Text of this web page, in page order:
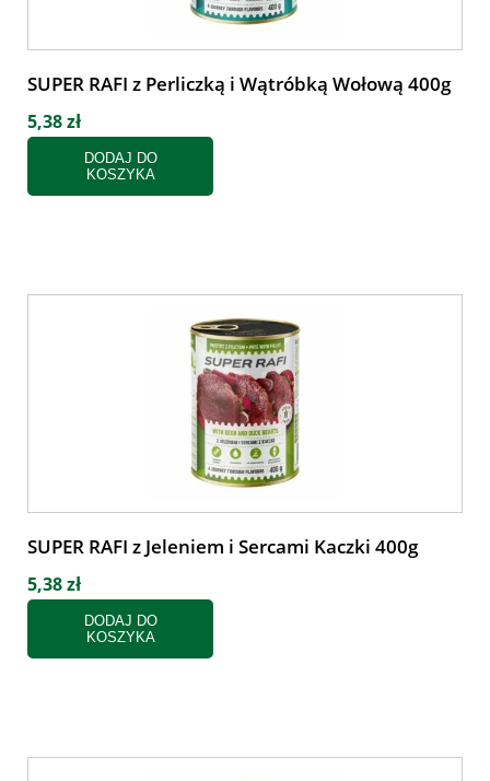
SUPER RAFI z Perliczką i Wątróbką Wołową 400g
5,38 zł
DODAJ DO
KOSZYKA
SUPER RAFI z Jeleniem i Sercami Kaczki 400g
5,38 zł
DODAJ DO
KOSZYKA